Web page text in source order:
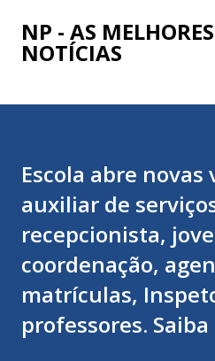
Pular para o
NP - AS MELHORES
NOTÍCIAS
Escola abre novas
auxiliar de
recepcionista,
coordenação,
matrículas,
professores. Saiba